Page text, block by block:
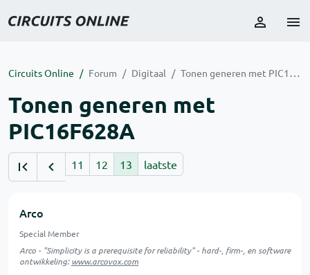
Circuits Online Forum Digitaal Tonen generen met PIC16F628A
Tonen generen met
PIC16F628A
11 12 13 laatste
Arco
Special Member
Arco - "Simplicity is a prerequisite for reliability" - hard-, firm-, en software
ontwikkeling:www.arcovox.com